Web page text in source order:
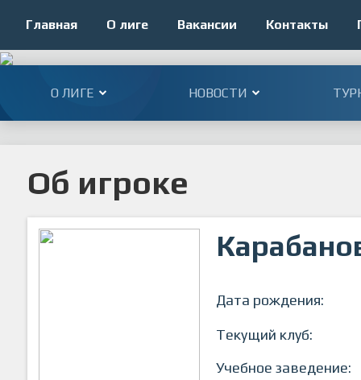
Главная О лиге Вакансии Контакты
О ЛИГЕ НОВОСТИ
Об игроке
Дата рождения:
Текущий клуб:
Учебное заведение: